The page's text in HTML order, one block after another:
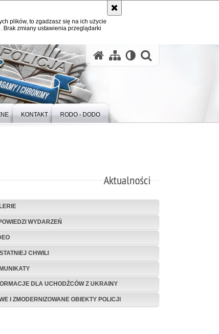
plików, to zgadzasz się na ich użycie
zmiany ustawienia przeglądarki
KONTAKT RODO - DODO
Aktualności
WYDARZEŃ
CHWILI
DLA UCHODŹCÓW Z UKRAINY
I ZMODERNIZOWANE OBIEKTY POLICJI